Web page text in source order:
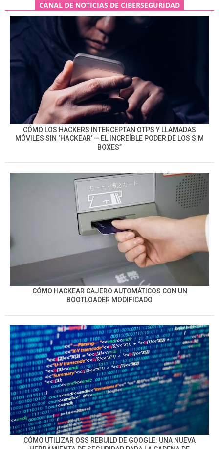
CANAL DE NOTICIAS DE CIBERSEGURIDAD
CÓMO LOS HACKERS INTERCEPTAN OTPS Y LLAMADAS
MÓVILES SIN ‘HACKEAR’ — EL INCREÍBLE PODER DE LOS SIM
BOXES”
CÓMO HACKEAR CAJERO AUTOMÁTICOS CON UN
BOOTLOADER MODIFICADO
CÓMO UTILIZAR OSS REBUILD DE GOOGLE: UNA NUEVA